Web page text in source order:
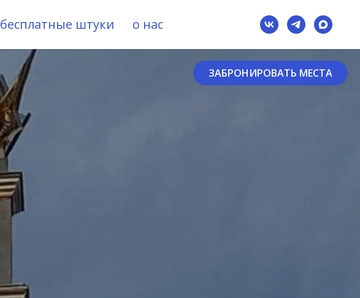
бесплатные штуки о нас
ЗАБРОНИРОВАТЬ МЕСТА